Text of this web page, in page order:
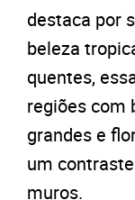
destaca por
beleza
quentes,
regiões com
grandes e
um
muros.